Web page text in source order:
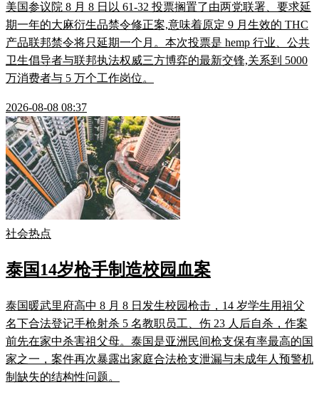
美国参议院 8 月 8 日以 61-32 投票搁置了由两党联署、要求延
期一年的大麻衍生品禁令修正案,意味着原定 9 月生效的 THC
产品联邦禁令将只延期一个月。本次投票是 hemp 行业、公共
卫生倡导者与联邦执法权威三方博弈的最新交锋,关系到 5000
万消费者与 5 万个工作岗位。
2026-08-08 08:37
社会热点
泰国14岁枪手制造校园血案
泰国暖武里府高中 8 月 8 日发生校园枪击，14 岁学生用祖父
名下合法登记手枪射杀 5 名教职员工、伤 23 人后自杀，作案
前先在家中杀害祖父母。泰国是亚洲民间枪支保有率最高的国
家之一，案件再次暴露出家庭合法枪支泄漏与未成年人预警机
制缺失的结构性问题。